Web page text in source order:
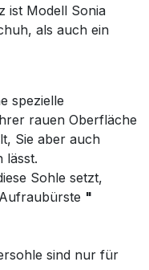
ist Modell Sonia
als auch ein
spezielle
rauen Oberfläche
Sie aber auch
lässt.
Sohle setzt,
"
sind nur für